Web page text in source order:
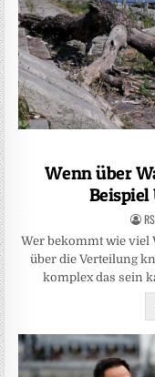
Wenn über
Wer bekommt wie viel
über die Verteilung
komplex das sein